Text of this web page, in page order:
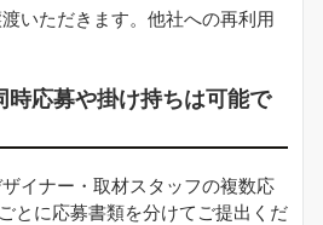
いただきます。他社への再利用
時応募や掛け持ちは可能で
イナー・取材スタッフの複数応
とに応募書類を分けてご提出くだ